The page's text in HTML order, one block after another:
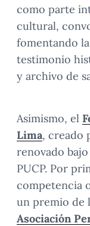
como parte
cultural,
fomentando
testimonio
y archivo de
Asimismo, el
Lima, creado
renovado
PUCP. Por
competencia
un premio de
Asociación